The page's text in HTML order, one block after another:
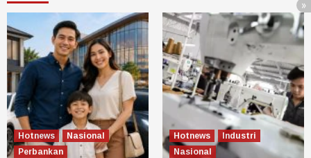
Hotnews
Nasional
Perbankan
Hotnews
Industri
Nasional